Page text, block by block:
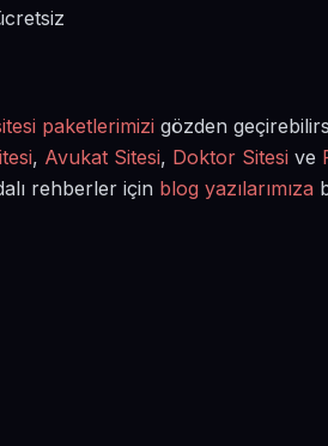
paketlerimizi gözden
, Avukat Sitesi, Doktor Sitesi ve
rehberler için blog yazılarımıza